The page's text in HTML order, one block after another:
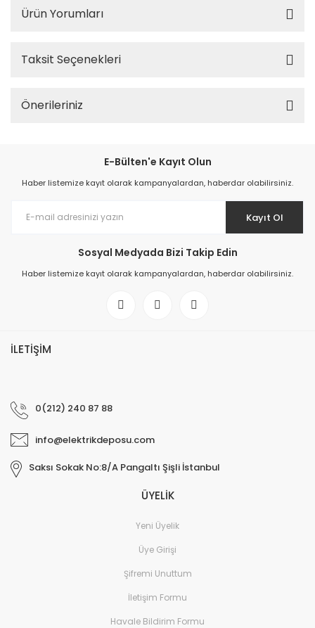
Ürün Yorumları
Taksit Seçenekleri
Önerileriniz
E-Bülten'e Kayıt Olun
Haber listemize kayıt olarak kampanyalardan, haberdar olabilirsiniz.
Kayıt Ol
Sosyal Medyada Bizi Takip Edin
Haber listemize kayıt olarak kampanyalardan, haberdar olabilirsiniz.
İLETİŞİM
0(212) 240 87 88
info@elektrikdeposu.com
Saksı Sokak No:8/A Pangaltı Şişli İstanbul
ÜYELİK
Yeni Üyelik
Üye Girişi
Şifremi Unuttum
İletişim Formu
Havale Bildirim Formu